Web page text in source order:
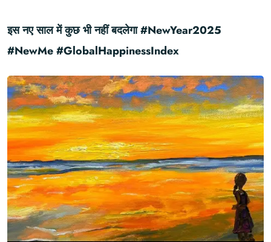
इस नए साल में कुछ भी नहीं बदलेगा #NewYear2025
#NewMe #GlobalHappinessIndex